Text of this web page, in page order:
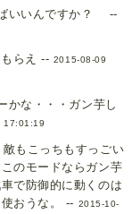
ばいいんですか？ --
らえ -- 2015-08-09
かな・・・ガン芋し
17:01:19
もこっちもすっごい
のモードならガン芋
で防御的に動くのは
おうな。 -- 2015-10-